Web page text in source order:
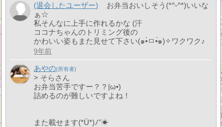
(退会したユーザー)
お弁当おいしそう(*^-^*)いいな
ぁ☆
私そんなに上手に作れるかな (汗
ココナちゃんのトリミング後の
かわいい姿もまた見せて下さい(๑•̀ㅁ•́๑)✧ワクワク♪
9年前
あやの
> そらさん
お弁当苦手ですー？？|ω•)
詰めるのが難しいですよね！
また載せます(*Ü*)ﾉ"☀